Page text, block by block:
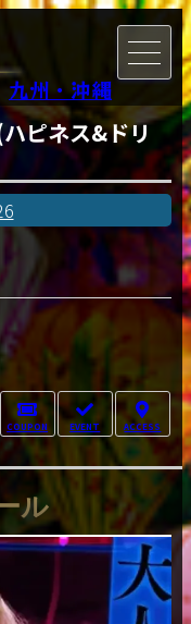
九州・沖縄
ピネス&ドリ
COUPON EVENT ACCESS
ル